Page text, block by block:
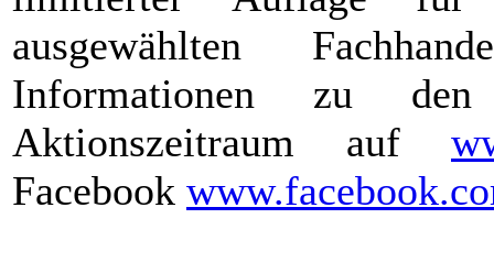
ausgewählten
Informationen zu
Aktionszeitraum auf
Facebook